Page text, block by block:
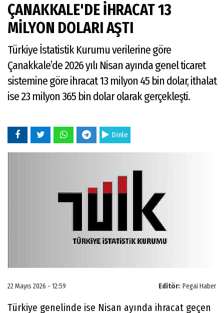
ÇANAKKALE'DE İHRACAT 13
MİLYON DOLARI AŞTI
Türkiye İstatistik Kurumu verilerine göre
Çanakkale’de 2026 yılı Nisan ayında genel ticaret
sistemine göre ihracat 13 milyon 45 bin dolar, ithalat
ise 23 milyon 365 bin dolar olarak gerçekleşti.
Dinle
Editör: Pegai Haber
22 Mayıs 2026 - 12:59
Türkiye genelinde ise Nisan ayında ihracat geçen